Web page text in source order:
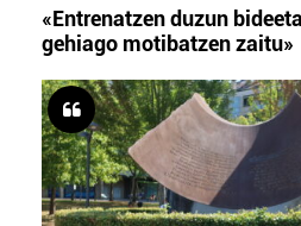
«Entrenatzen duzun
gehiago motibatzen zaitu»